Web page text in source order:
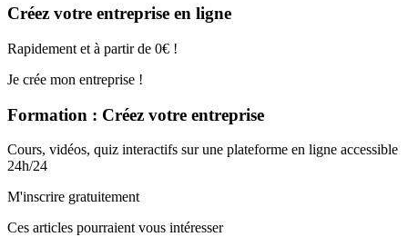
Créez votre entreprise en ligne
Rapidement et à partir de 0€ !
Je crée mon entreprise !
Formation : Créez votre entreprise
Cours, vidéos, quiz interactifs sur une plateforme en ligne accessible
24h/24
M'inscrire gratuitement
Ces articles pourraient vous intéresser